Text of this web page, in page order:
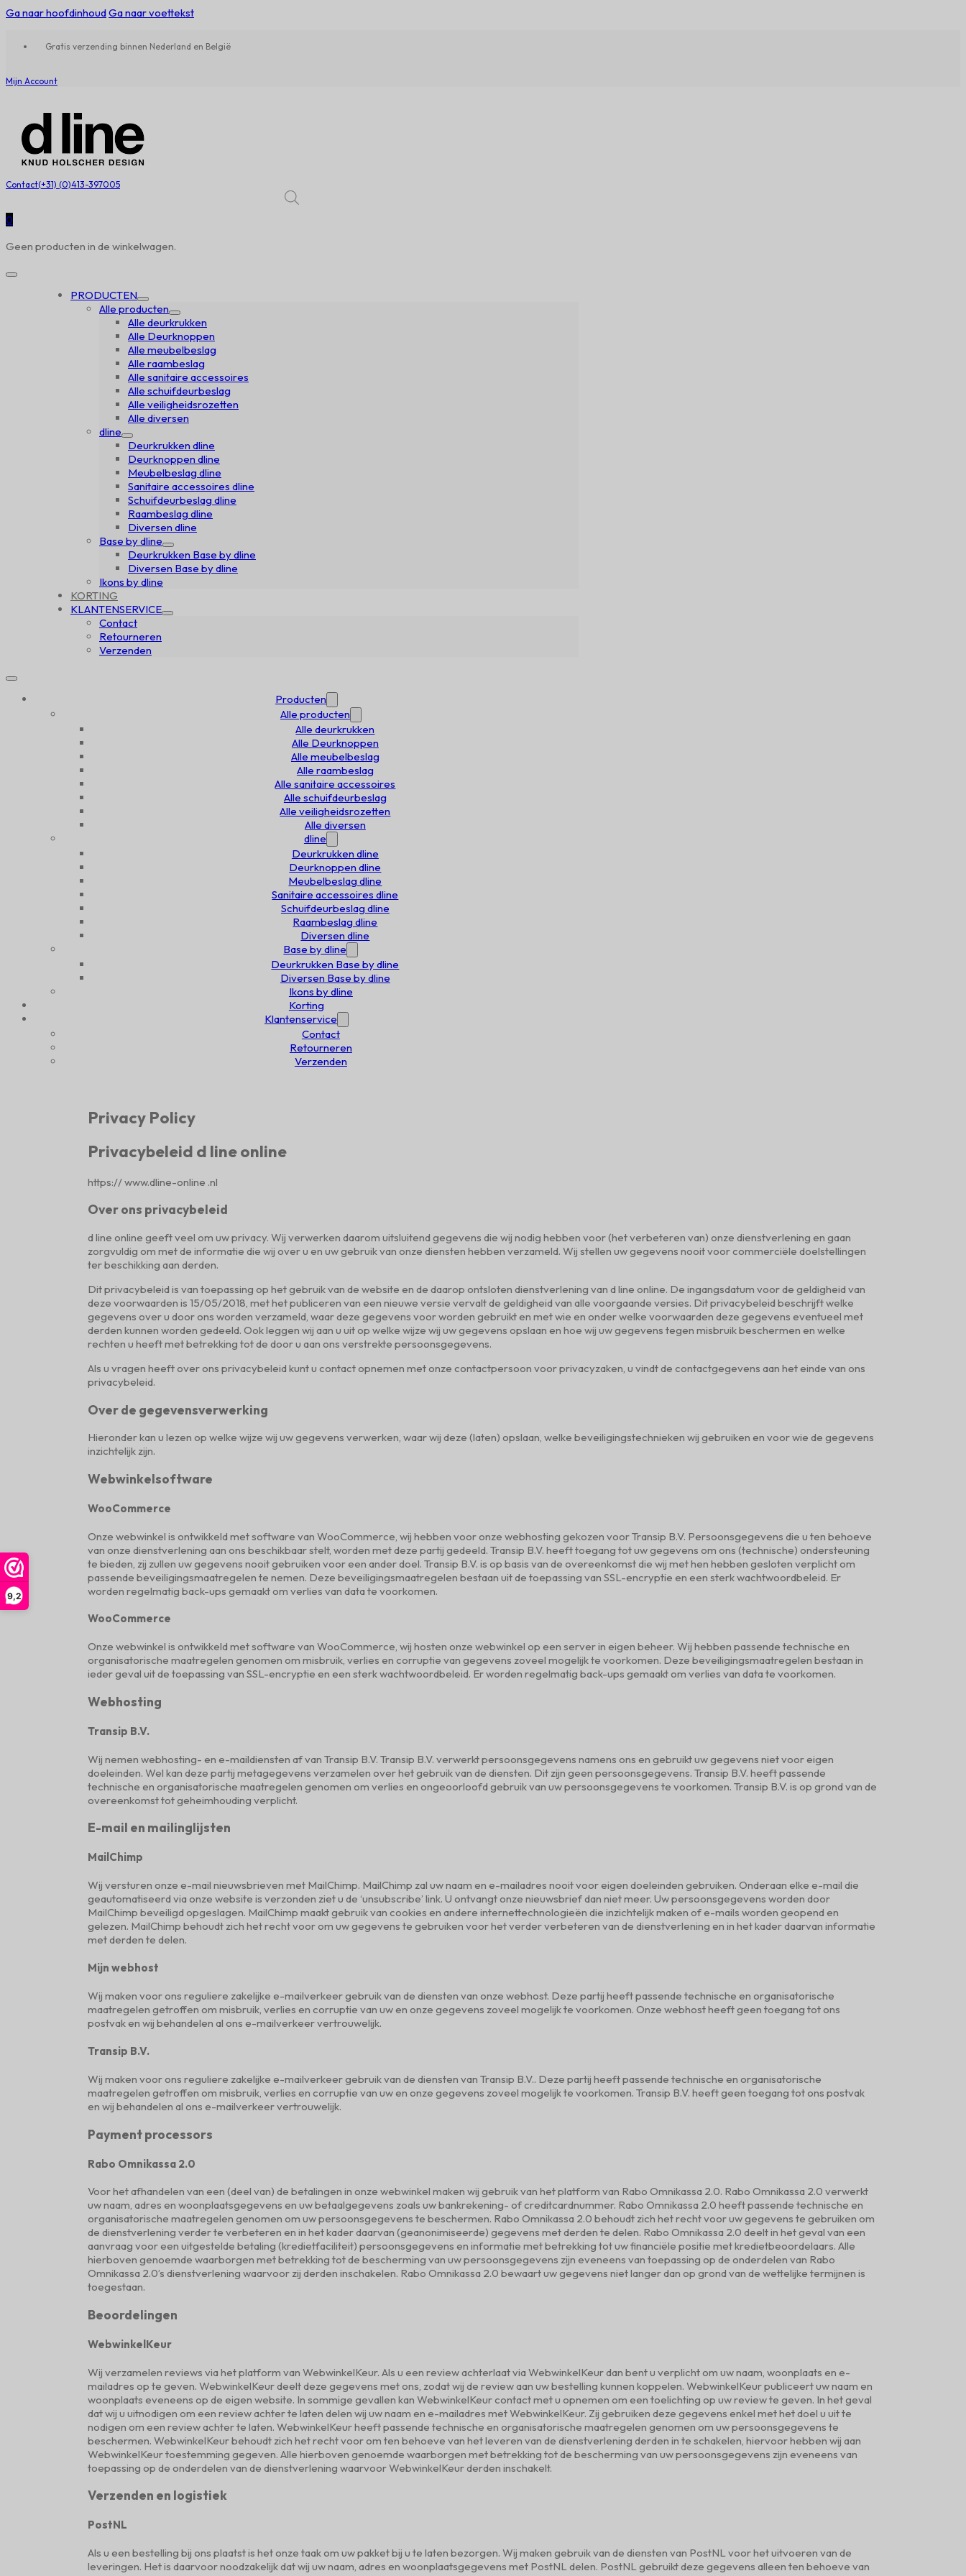
9,2
Ga naar hoofdinhoudGa naar voettekst
Gratis verzending binnen Nederland en België
Mijn Account
Contact(+31) (0)413-397005
0
Geen producten in de winkelwagen.
PRODUCTEN
Alle producten
Alle deurkrukken
Alle Deurknoppen
Alle meubelbeslag
Alle raambeslag
Alle sanitaire accessoires
Alle schuifdeurbeslag
Alle veiligheidsrozetten
Alle diversen
dline
Deurkrukken dline
Deurknoppen dline
Meubelbeslag dline
Sanitaire accessoires dline
Schuifdeurbeslag dline
Raambeslag dline
Diversen dline
Base by dline
Deurkrukken Base by dline
Diversen Base by dline
Ikons by dline
KORTING
KLANTENSERVICE
Contact
Retourneren
Verzenden
Producten
Alle producten
Alle deurkrukken
Alle Deurknoppen
Alle meubelbeslag
Alle raambeslag
Alle sanitaire accessoires
Alle schuifdeurbeslag
Alle veiligheidsrozetten
Alle diversen
dline
Deurkrukken dline
Deurknoppen dline
Meubelbeslag dline
Sanitaire accessoires dline
Schuifdeurbeslag dline
Raambeslag dline
Diversen dline
Base by dline
Deurkrukken Base by dline
Diversen Base by dline
Ikons by dline
Korting
Klantenservice
Contact
Retourneren
Verzenden
Privacy Policy
Privacybeleid d line online
https:// www.dline-online .nl
Over ons privacybeleid
d line online geeft veel om uw privacy. Wij verwerken daarom uitsluitend gegevens die wij nodig hebben voor (het verbeteren van) onze dienstverlening en gaan
zorgvuldig om met de informatie die wij over u en uw gebruik van onze diensten hebben verzameld. Wij stellen uw gegevens nooit voor commerciële doelstellingen
ter beschikking aan derden.
Dit privacybeleid is van toepassing op het gebruik van de website en de daarop ontsloten dienstverlening van d line online. De ingangsdatum voor de geldigheid van
deze voorwaarden is 15/05/2018, met het publiceren van een nieuwe versie vervalt de geldigheid van alle voorgaande versies. Dit privacybeleid beschrijft welke
gegevens over u door ons worden verzameld, waar deze gegevens voor worden gebruikt en met wie en onder welke voorwaarden deze gegevens eventueel met
derden kunnen worden gedeeld. Ook leggen wij aan u uit op welke wijze wij uw gegevens opslaan en hoe wij uw gegevens tegen misbruik beschermen en welke
rechten u heeft met betrekking tot de door u aan ons verstrekte persoonsgegevens.
Als u vragen heeft over ons privacybeleid kunt u contact opnemen met onze contactpersoon voor privacyzaken, u vindt de contactgegevens aan het einde van ons
privacybeleid.
Over de gegevensverwerking
Hieronder kan u lezen op welke wijze wij uw gegevens verwerken, waar wij deze (laten) opslaan, welke beveiligingstechnieken wij gebruiken en voor wie de gegevens
inzichtelijk zijn.
Webwinkelsoftware
WooCommerce
Onze webwinkel is ontwikkeld met software van WooCommerce, wij hebben voor onze webhosting gekozen voor Transip B.V. Persoonsgegevens die u ten behoeve
van onze dienstverlening aan ons beschikbaar stelt, worden met deze partij gedeeld. Transip B.V. heeft toegang tot uw gegevens om ons (technische) ondersteuning
te bieden, zij zullen uw gegevens nooit gebruiken voor een ander doel. Transip B.V. is op basis van de overeenkomst die wij met hen hebben gesloten verplicht om
passende beveiligingsmaatregelen te nemen. Deze beveiligingsmaatregelen bestaan uit de toepassing van SSL-encryptie en een sterk wachtwoordbeleid. Er
worden regelmatig back-ups gemaakt om verlies van data te voorkomen.
WooCommerce
Onze webwinkel is ontwikkeld met software van WooCommerce, wij hosten onze webwinkel op een server in eigen beheer. Wij hebben passende technische en
organisatorische maatregelen genomen om misbruik, verlies en corruptie van gegevens zoveel mogelijk te voorkomen. Deze beveiligingsmaatregelen bestaan in
ieder geval uit de toepassing van SSL-encryptie en een sterk wachtwoordbeleid. Er worden regelmatig back-ups gemaakt om verlies van data te voorkomen.
Webhosting
Transip B.V.
Wij nemen webhosting- en e-maildiensten af van Transip B.V. Transip B.V. verwerkt persoonsgegevens namens ons en gebruikt uw gegevens niet voor eigen
doeleinden. Wel kan deze partij metagegevens verzamelen over het gebruik van de diensten. Dit zijn geen persoonsgegevens. Transip B.V. heeft passende
technische en organisatorische maatregelen genomen om verlies en ongeoorloofd gebruik van uw persoonsgegevens te voorkomen. Transip B.V. is op grond van de
overeenkomst tot geheimhouding verplicht.
E-mail en mailinglijsten
MailChimp
Wij versturen onze e-mail nieuwsbrieven met MailChimp. MailChimp zal uw naam en e-mailadres nooit voor eigen doeleinden gebruiken. Onderaan elke e-mail die
geautomatiseerd via onze website is verzonden ziet u de ‘unsubscribe’ link. U ontvangt onze nieuwsbrief dan niet meer. Uw persoonsgegevens worden door
MailChimp beveiligd opgeslagen. MailChimp maakt gebruik van cookies en andere internettechnologieën die inzichtelijk maken of e-mails worden geopend en
gelezen. MailChimp behoudt zich het recht voor om uw gegevens te gebruiken voor het verder verbeteren van de dienstverlening en in het kader daarvan informatie
met derden te delen.
Mijn webhost
Wij maken voor ons reguliere zakelijke e-mailverkeer gebruik van de diensten van onze webhost. Deze partij heeft passende technische en organisatorische
maatregelen getroffen om misbruik, verlies en corruptie van uw en onze gegevens zoveel mogelijk te voorkomen. Onze webhost heeft geen toegang tot ons
postvak en wij behandelen al ons e-mailverkeer vertrouwelijk.
Transip B.V.
Wij maken voor ons reguliere zakelijke e-mailverkeer gebruik van de diensten van Transip B.V.. Deze partij heeft passende technische en organisatorische
maatregelen getroffen om misbruik, verlies en corruptie van uw en onze gegevens zoveel mogelijk te voorkomen. Transip B.V. heeft geen toegang tot ons postvak
en wij behandelen al ons e-mailverkeer vertrouwelijk.
Payment processors
Rabo Omnikassa 2.0
Voor het afhandelen van een (deel van) de betalingen in onze webwinkel maken wij gebruik van het platform van Rabo Omnikassa 2.0. Rabo Omnikassa 2.0 verwerkt
uw naam, adres en woonplaatsgegevens en uw betaalgegevens zoals uw bankrekening- of creditcardnummer. Rabo Omnikassa 2.0 heeft passende technische en
organisatorische maatregelen genomen om uw persoonsgegevens te beschermen. Rabo Omnikassa 2.0 behoudt zich het recht voor uw gegevens te gebruiken om
de dienstverlening verder te verbeteren en in het kader daarvan (geanonimiseerde) gegevens met derden te delen. Rabo Omnikassa 2.0 deelt in het geval van een
aanvraag voor een uitgestelde betaling (kredietfaciliteit) persoonsgegevens en informatie met betrekking tot uw financiële positie met kredietbeoordelaars. Alle
hierboven genoemde waarborgen met betrekking tot de bescherming van uw persoonsgegevens zijn eveneens van toepassing op de onderdelen van Rabo
Omnikassa 2.0’s dienstverlening waarvoor zij derden inschakelen. Rabo Omnikassa 2.0 bewaart uw gegevens niet langer dan op grond van de wettelijke termijnen is
toegestaan.
Beoordelingen
WebwinkelKeur
Wij verzamelen reviews via het platform van WebwinkelKeur. Als u een review achterlaat via WebwinkelKeur dan bent u verplicht om uw naam, woonplaats en e-
mailadres op te geven. WebwinkelKeur deelt deze gegevens met ons, zodat wij de review aan uw bestelling kunnen koppelen. WebwinkelKeur publiceert uw naam en
woonplaats eveneens op de eigen website. In sommige gevallen kan WebwinkelKeur contact met u opnemen om een toelichting op uw review te geven. In het geval
dat wij u uitnodigen om een review achter te laten delen wij uw naam en e-mailadres met WebwinkelKeur. Zij gebruiken deze gegevens enkel met het doel u uit te
nodigen om een review achter te laten. WebwinkelKeur heeft passende technische en organisatorische maatregelen genomen om uw persoonsgegevens te
beschermen. WebwinkelKeur behoudt zich het recht voor om ten behoeve van het leveren van de dienstverlening derden in te schakelen, hiervoor hebben wij aan
WebwinkelKeur toestemming gegeven. Alle hierboven genoemde waarborgen met betrekking tot de bescherming van uw persoonsgegevens zijn eveneens van
toepassing op de onderdelen van de dienstverlening waarvoor WebwinkelKeur derden inschakelt.
Verzenden en logistiek
PostNL
Als u een bestelling bij ons plaatst is het onze taak om uw pakket bij u te laten bezorgen. Wij maken gebruik van de diensten van PostNL voor het uitvoeren van de
leveringen. Het is daarvoor noodzakelijk dat wij uw naam, adres en woonplaatsgegevens met PostNL delen. PostNL gebruikt deze gegevens alleen ten behoeve van